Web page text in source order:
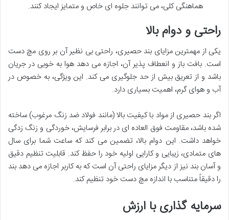
هماهنگی کلی، می توانند جلوه ای خاص و متمایز ایجاد کنند.
راحتی و دوام بالا
یکی از مهمترین مزایای بند حصیری، راحتی بی نظیر آن بر روی مچ دست
است. بافت باز و انعطاف پذیر آن، اجازه می دهد هوا به خوبی در جریان
باشد و از تعریق بیش از حد جلوگیری می کند. این ویژگی، به خصوص در
آب و هوای گرم، اهمیت بسیاری دارد.
اگر بند حصیری از مواد با کیفیت بالا (مانند فولاد ضد زنگ مرغوب) ساخته
شده باشد، مقاومت فوق العاده ای در برابر فرسایش، خوردگی و زنگ زدگی
خواهد داشت. این دوام بالا، تضمین می کند که ساعت شما برای سال
های متمادی، زیبایی و کارایی اولیه خود را حفظ کند. قابلیت تنظیم دقیق
و آسان بند نیز از دیگر مزایای راحتی آن است که به کاربر اجازه می دهد بند
را دقیقاً متناسب با اندازه مچ دست خود تنظیم کند.
سرمایه گذاری با ارزش